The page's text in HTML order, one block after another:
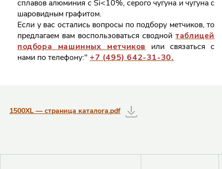
сплавов алюминия c Si<10%, серого чугуна и чугуна с
шаровидным графитом.
Если у вас остались вопросы по подбору метчиков, то
предлагаем вам воспользоваться своднойтаблицей
подбора машинных метчиков или связаться с
нами по телефону:" +7 (495) 642-31-30.
Таблицы с информацией о товаре
1500XL — страница каталога.pdf